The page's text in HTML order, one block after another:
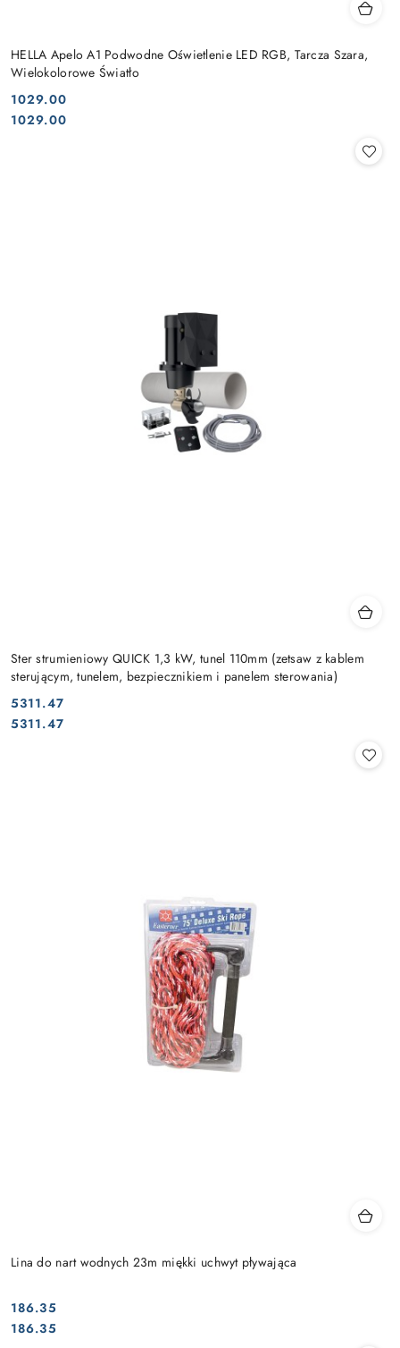
HELLA Apelo A1 Podwodne Oświetlenie LED RGB, Tarcza Szara,
Wielokolorowe Światło
Cena:
1029.00
Cena:
1029.00
Ster strumieniowy QUICK 1,3 kW, tunel 110mm (zetsaw z kablem
sterującym, tunelem, bezpiecznikiem i panelem sterowania)
Cena:
5311.47
Cena:
5311.47
Lina do nart wodnych 23m miękki uchwyt pływająca
Cena:
186.35
Cena:
186.35